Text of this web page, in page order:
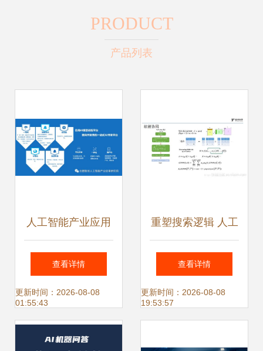
PRODUCT
产品列表
人工智能产业应用
研究院 实验室成果
与应用软件开发的
前沿探索
查看详情
更新时间：2026-08-08
01:55:43
重塑搜索逻辑 人工
智能在搜索中的深
度应用与软件开发
查看详情
更新时间：2026-08-08
19:53:57